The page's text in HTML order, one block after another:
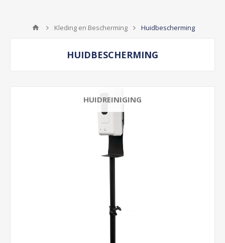
Kleding en Bescherming Huidbescherming
HUIDBESCHERMING
HUIDREINIGING